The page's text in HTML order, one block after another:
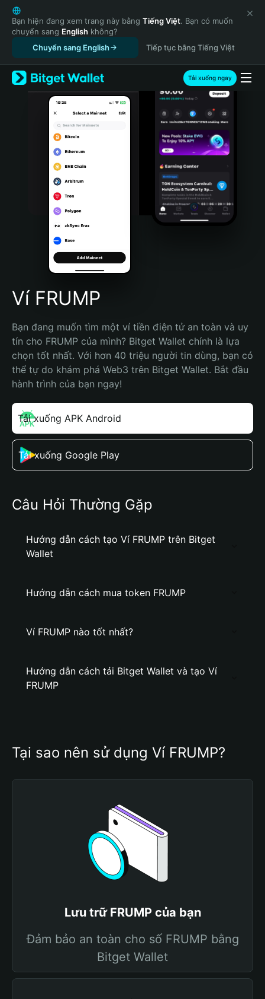
English
日本語
Tiếng Việt
Русский
Español (Latinoamérica)
Türkçe
Italiano
Português (Portugal)
Bahasa Indonesia
Português (Brasil)
Español (Argentina)
Bạn hiện đang xem trang này bằng Tiếng Việt. Bạn có muốn
chuyển sang English không?
Chuyển sang English
Tiếp tục bằng Tiếng Việt
Tải xuống ngay
Ví FRUMP
Bạn đang muốn tìm một ví tiền điện tử an toàn và uy
tín cho FRUMP của mình? Bitget Wallet chính là lựa
chọn tốt nhất. Với hơn 40 triệu người tin dùng, bạn có
thể tự do khám phá Web3 trên Bitget Wallet. Bắt đầu
hành trình của bạn ngay!
Tải xuống APK Android
Tải xuống Google Play
Câu Hỏi Thường Gặp
Hướng dẫn cách tạo Ví FRUMP trên Bitget
Wallet
Hướng dẫn cách mua token FRUMP
Ví FRUMP nào tốt nhất?
Hướng dẫn cách tải Bitget Wallet và tạo Ví
FRUMP
Tại sao nên sử dụng Ví FRUMP?
Lưu trữ FRUMP của bạn
Đảm bảo an toàn cho số FRUMP bằng
Bitget Wallet